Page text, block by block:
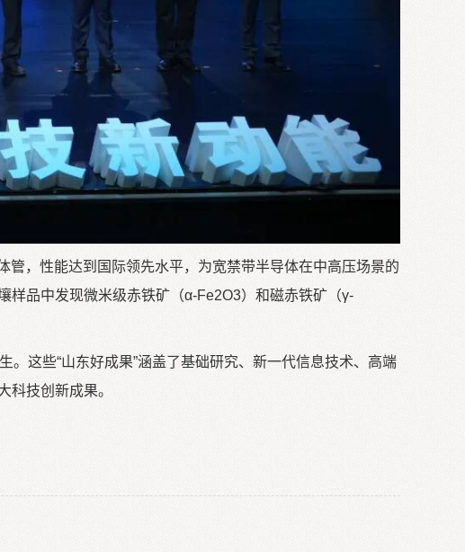
，性能达到国际领先水平，为宽禁带半导体在中高压场景的
样品中发现微米级赤铁矿（α-Fe2O3）和磁赤铁矿（γ-
这些“山东好成果”涵盖了基础研究、新一代信息技术、高端
科技创新成果。